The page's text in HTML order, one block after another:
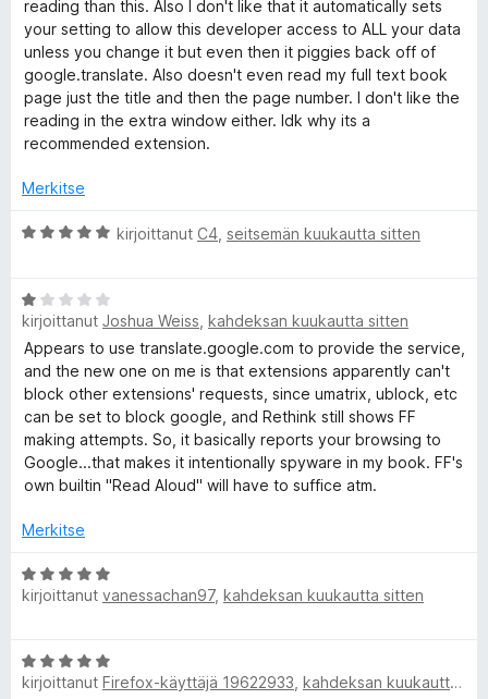
o
s
a
l
l
e
R
e
a
d
A
l
o
o
t
u
1
/
reading than this. Also I don't like that it automatically sets
your setting to allow this developer access to ALL your data
unless you change it but even then it piggies back off of
google.translate. Also doesn't even read my full text book
page just the title and then the page number. I don't like the
reading in the extra window either. Idk why its a
recommended extension.
Merkitse
A
i
o
t
u
5
/
5
kirjoittanut C4 seitsemän kuukautta sitten
A
r
v
o
t
u
1
5
kirjoittanut Joshua Weiss kahdeksan kuukautta sitten
Appears to use translate.google.com to provide the service,
and the new one on me is that extensions apparently can't
block other extensions' requests, since umatrix, ublock, etc
can be set to block google, and Rethink still shows FF
making attempts. So, it basically reports your browsing to
Google...that makes it intentionally spyware in my book. FF's
own builtin "Read Aloud" will have to suffice atm.
Merkitse
A
r
o
i
kirjoittanut vanessachan97, kahdeksan kuukautta sitten
A
rkirjoittanut Firefox-käyttäjä 19622933 kahdeksan kuukautta sitten